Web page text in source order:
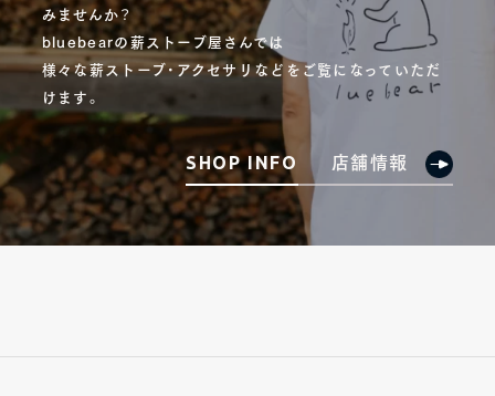
みませんか？
bluebearの薪ストーブ屋さんでは
様々な薪ストーブ・アクセサリなどをご覧になっていただ
けます。
SHOP INFO 店舗情報